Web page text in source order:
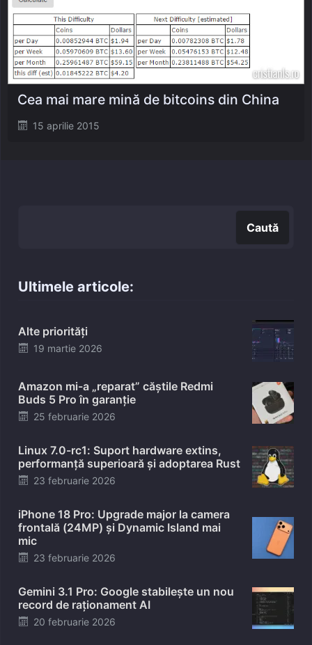
Posted
15 aprilie 2015
Cea mai mare mină de bitcoins din China
Caută
Ultimele articole:
Alte priorități
Posted
19 martie 2026
Amazon mi-a „reparat” căștile Redmi
Buds 5 Pro în garanție
Posted
25 februarie 2026
Linux 7.0-rc1: Suport hardware extins,
performanță superioară și adoptarea Rust
Posted
23 februarie 2026
iPhone 18 Pro: Upgrade major la camera
frontală (24MP) și Dynamic Island mai
mic
Posted
23 februarie 2026
Gemini 3.1 Pro: Google stabilește un nou
record de raționament AI
Posted
20 februarie 2026